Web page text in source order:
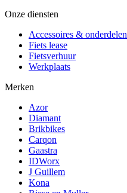
Onze diensten
Accessoires & onderdelen
Fiets lease
Fietsverhuur
Werkplaats
Merken
Azor
Diamant
Brikbikes
Carqon
Gaastra
IDWorx
J Guillem
Kona